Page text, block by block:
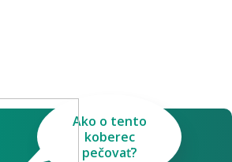
Ako o tento
koberec
pečovať?